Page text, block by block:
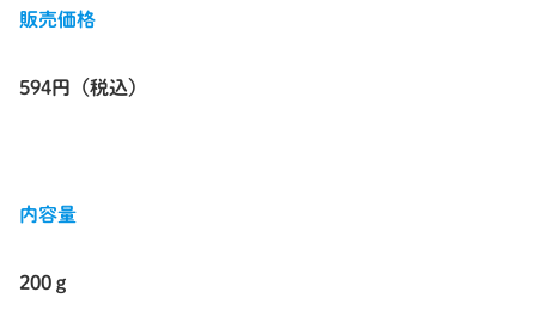
販売価格
594円（税込）
内容量
200ｇ